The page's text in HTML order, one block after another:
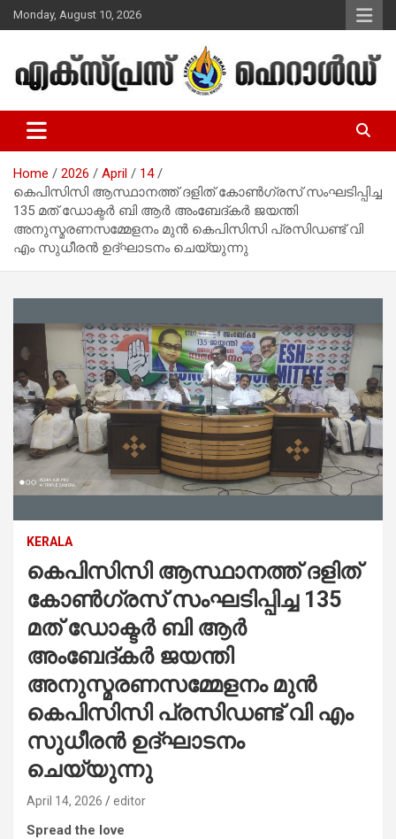
Skip
to
Monday, August 10, 2026
Express Herald – Malayalam
Christian News
Home 2026 April
14
കെപിസിസി ആസ്ഥാനത്ത് ദളിത് കോൺഗ്രസ് സംഘടിപ്പിച്ച
135 മത് ഡോക്ടർ ബി ആർ അംബേദ്കർ ജയന്തി
അനുസ്മരണസമ്മേളനം മുൻ കെപിസിസി പ്രസിഡണ്ട് വി
എം സുധീരൻ ഉദ്ഘാടനം ചെയ്യുന്നു
KERALA
കെപിസിസി ആസ്ഥാനത്ത് ദളിത്
കോൺഗ്രസ് സംഘടിപ്പിച്ച 135
മത് ഡോക്ടർ ബി ആർ
അംബേദ്കർ ജയന്തി
അനുസ്മരണസമ്മേളനം മുൻ
കെപിസിസി പ്രസിഡണ്ട് വി എം
സുധീരൻ ഉദ്ഘാടനം
ചെയ്യുന്നു
April 14, 2026 editor
Spread the love